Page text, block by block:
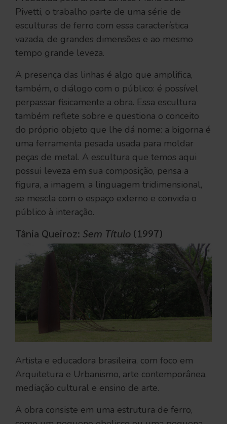
Pivetti, o trabalho parte de uma série de
esculturas de ferro com essa característica
vazada, de grandes dimensões e ao mesmo
tempo grande leveza.
A presença das linhas é algo que amplifica,
também, o diálogo com o público: é possível
perpassar fisicamente a obra. Essa escultura
também reflete sobre e questiona o conceito
do próprio objeto que lhe dá nome: a bigorna é
uma ferramenta pesada usada para moldar
peças de metal. A escultura que temos aqui
possui leveza em sua composição, pensa a
figura, a imagem, a linguagem tridimensional,
se mescla com o espaço externo e convida o
público à interação.
Tânia Queiroz: Sem Título (1997)
Artista e educadora brasileira, com foco em
Arquitetura e Urbanismo, arte contemporânea,
mediação cultural e ensino de arte.
A obra consiste em uma estrutura de ferro,